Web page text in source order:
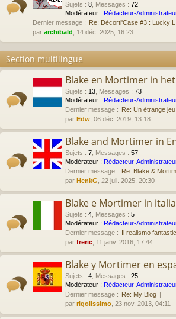
Sujets : 8 Messages : 72
Modérateur : Rédacteur-
Dernier message : Re: Décorti'Case #3 : Lucky
par archibald , 14 déc. 2025, 16:23
Section multilingue
Blake en Mortimer in
Sujets : 13 Messages : 73
Modérateur : Rédacteur-
Dernier message : Re: Un étrange
par Edw , 06 déc. 2019, 13:18
Blake and Mortimer in
Sujets : 7 Messages : 57
Modérateur : Rédacteur-
Dernier message : Re: Blake &
par HenkG , 22 juil. 2025, 20:30
Blake e Mortimer in
Sujets : 4 Messages : 5
Modérateur : Rédacteur-
Dernier message : Il realismo
par freric , 11 janv. 2016, 17:44
Blake y Mortimer en
Sujets : 4 Messages : 25
Modérateur : Rédacteur-
Dernier message : Re: My Blog
par rigolissimo , 23 nov. 2013, 04:11